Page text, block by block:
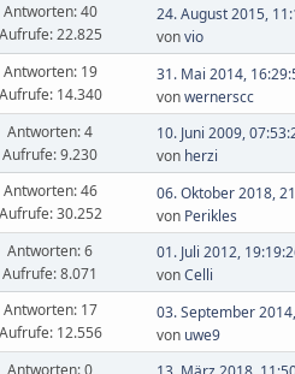
Antworten: 40
Aufrufe: 22.825
24. August 2015,
vonvio
Antworten: 19
Aufrufe: 14.340
31. Mai 2014,
vonwernerscc
Antworten: 4
Aufrufe: 9.230
10. Juni 2009,
von herzi
Antworten: 46
Aufrufe: 30.252
06. Oktober 2018,
von Perikles
Antworten: 6
Aufrufe: 8.071
01. Juli 2012,
vonCelli
Antworten: 17
Aufrufe: 12.556
03. September
von uwe9
Antworten: 0